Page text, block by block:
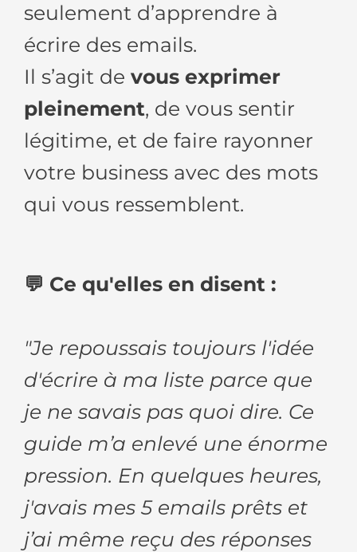
seulement d’apprendre à
écrire des emails.
Il s’agit de vous exprimer
pleinement, de vous sentir
légitime, et de faire rayonner
votre business avec des mots
qui vous ressemblent.
💬 Ce qu'elles en disent :
"Je repoussais toujours l'idée
d'écrire à ma liste parce que
je ne savais pas quoi dire. Ce
guide m’a enlevé une énorme
pression. En quelques heures,
j'avais mes 5 emails prêts et
j’ai même reçu des réponses